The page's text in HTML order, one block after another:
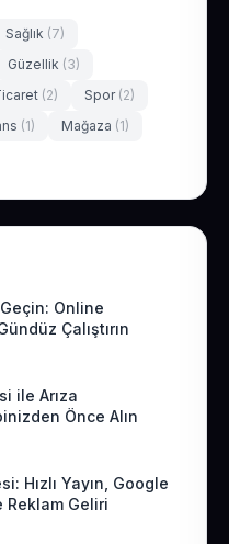
Sağlık (7)
Güzellik (3)
(2) Spor (2)
(1) Mağaza (1)
Online
Çalıştırın
ile Arıza
Önce Alın
Hızlı Yayın, Google
Reklam Geliri